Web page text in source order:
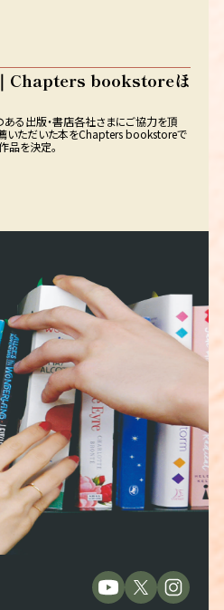
Chapters bookstoreほ
る出版・書店各社さまにご協力を頂
いただいた本をChapters bookstoreで
品を決定。